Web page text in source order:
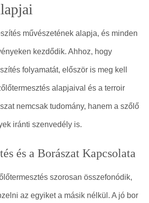
művészetének alapja, és minden
kezdődik. Ahhoz, hogy
folyamatát, először is meg kell
alapjaival és a terroir
nemcsak tudomány, hanem a szőlő
iránti szenvedély is.
és a Borászat Kapcsolata
szorosan összefonódik,
az egyiket a másik nélkül. A jó bor